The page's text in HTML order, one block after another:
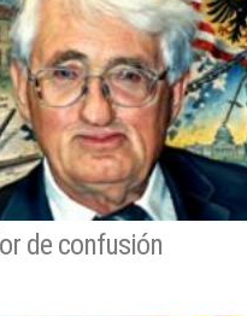
de confusión